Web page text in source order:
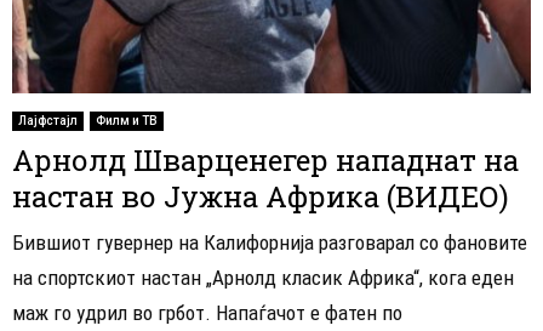
Лајфстајл Филм и ТВ
Арнолд Шварценегер нападнат на
настан во Јужна Африка (ВИДЕО)
Бившиот гувернер на Калифорнија разговарал со фановите
на спортскиот настан „Арнолд класик Африка“, кога еден
маж го удрил во грбот. Напаѓачот е фатен по